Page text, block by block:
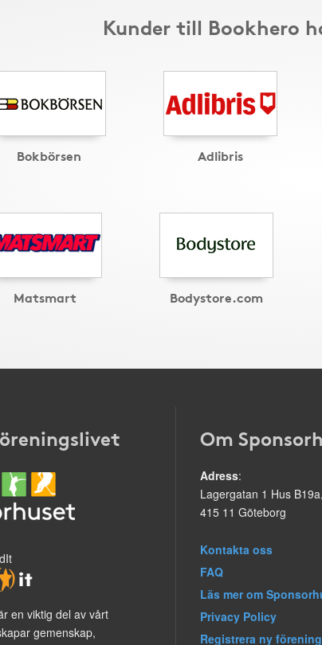
Kunder till Bookhero
Bokbörsen Adlibris
Matsmart Bodystore.com
en viktig del av vårt
gemenskap,
Om
Adress:
Lagergatan 1 Hus
415 11 Göteborg
Kontakta oss
FAQ
Läs mer om
Privacy Policy
Registrera ny förening